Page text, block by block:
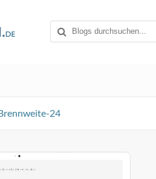
24